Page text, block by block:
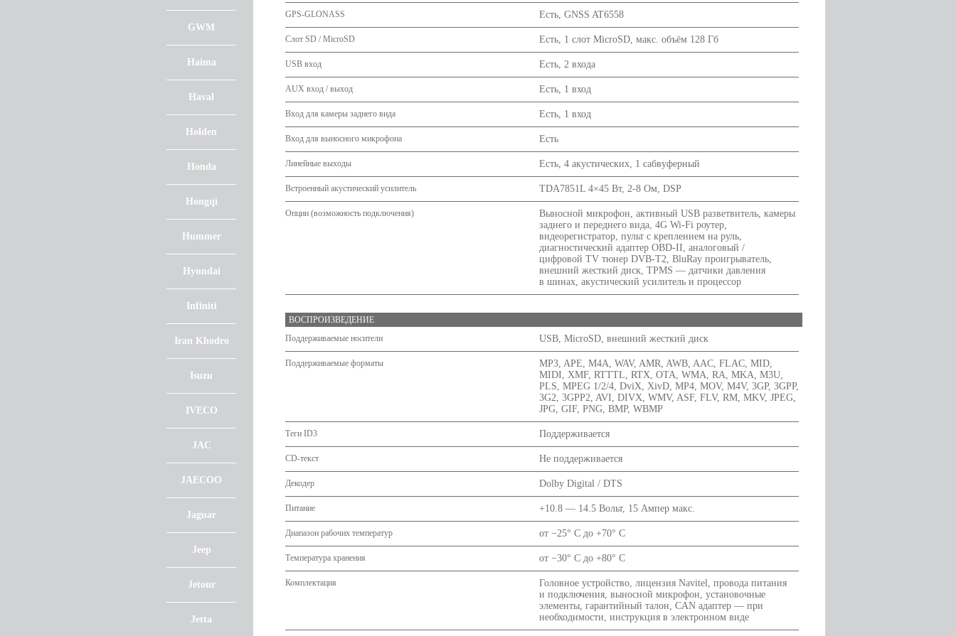
GWM
Haima
Haval
Holden
Honda
Hongqi
Hummer
Hyundai
Infiniti
Iran Khodro
Isuzu
IVECO
JAC
JAECOO
Jaguar
Jeep
Jetour
Jetta
GPS-GLONASS Есть, GNSS AT6558
Слот SD / MicroSD Есть, 1 слот MicroSD, макс. объём 128 Гб
USB вход Есть, 2 входа
AUX вход / выход Есть, 1 вход
Вход для камеры заднего вида Есть, 1 вход
Вход для выносного микрофона Есть
Линейные выходы Есть, 4 акустических, 1 сабвуферный
Встроенный акустический усилитель TDA7851L 4×45 Вт, 2-8 Ом, DSP
Опции (возможность подключения)
Выносной микрофон, активный USB разветвитель, камеры
заднего и переднего вида, 4G Wi-Fi роутер,
видеорегистратор, пульт с креплением на руль,
диагностический адаптер OBD-II, аналоговый /
цифровой TV тюнер DVB-T2, BluRay проигрыватель,
внешний жесткий диск, TPMS — датчики давления
в шинах, акустический усилитель и процессор
ВОСПРОИЗВЕДЕНИЕ
Поддерживаемые носители
USB, MicroSD, внешний жесткий диск
Поддерживаемые форматы
MP3, APE, M4A, WAV, AMR, AWB, AAC, FLAC, MID,
MIDI, XMF, RTTTL, RTX, OTA, WMA, RA, MKA, M3U,
PLS, MPEG 1/2/4, DviX, XivD, MP4, MOV, M4V, 3GP, 3GPP,
3G2, 3GPP2, AVI, DIVX, WMV, ASF, FLV, RM, MKV, JPEG,
JPG, GIF, PNG, BMP, WBMP
Теги ID3 Поддерживается
CD-текст Не поддерживается
Декодер Dolby Digital / DTS
Питание +10.8 — 14.5 Вольт, 15 Ампер макс.
Диапазон рабочих температур от −25° C до +70° C
Температура хранения от −30° C до +80° C
Комплектация
Головное устройство, лицензия Navitel, провода питания
и подключения, выносной микрофон, установочные
элементы, гарантийный талон, CAN адаптер — при
необходимости, инструкция в электронном виде